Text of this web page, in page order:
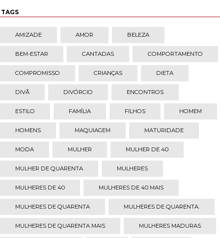
TAGS
AMIZADE AMOR BELEZA
BEM-ESTAR CANTADAS COMPORTAMENTO
COMPROMISSO CRIANÇAS DIETA
DIVÃ DIVÓRCIO ENCONTROS
ESTILO FAMÍLIA FILHOS HOMEM
HOMENS MAQUIAGEM MATURIDADE
MODA MULHER MULHER DE 40
MULHER DE QUARENTA MULHERES
MULHERES DE 40 MULHERES DE 40 MAIS
MULHERES DE QUARENTA MULHERES DE QUARENTA.
MULHERES DE QUARENTA MAIS MULHERES MADURAS